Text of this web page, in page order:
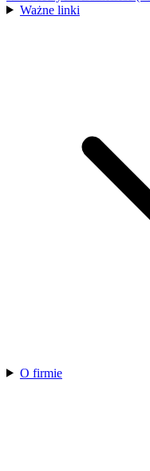
Ważne linki
O firmie